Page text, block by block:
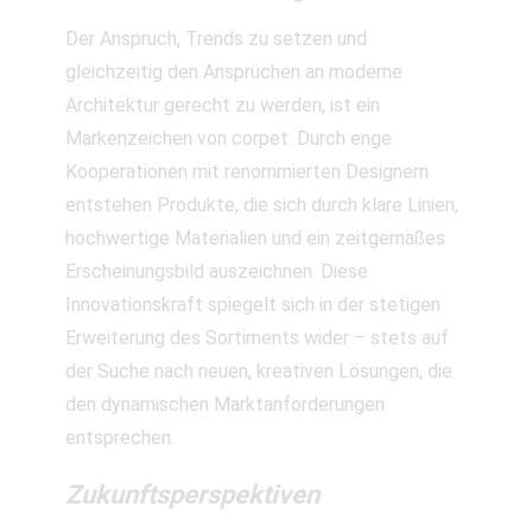
Der Anspruch, Trends zu setzen und
gleichzeitig den Ansprüchen an moderne
Architektur gerecht zu werden, ist ein
Markenzeichen von corpet. Durch enge
Kooperationen mit renommierten Designern
entstehen Produkte, die sich durch klare Linien,
hochwertige Materialien und ein zeitgemäßes
Erscheinungsbild auszeichnen. Diese
Innovationskraft spiegelt sich in der stetigen
Erweiterung des Sortiments wider – stets auf
der Suche nach neuen, kreativen Lösungen, die
den dynamischen Marktanforderungen
entsprechen.
Zukunftsperspektiven